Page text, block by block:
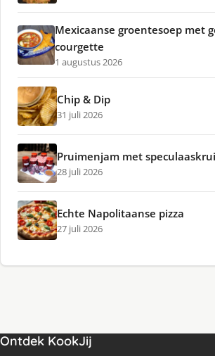
Mexicaanse groentesoep met
courgette
1 augustus 2026
Chip & Dip
31 juli 2026
Pruimenjam met
28 juli 2026
Echte Napolitaanse pizza
27 juli 2026
Ontdek KookJij